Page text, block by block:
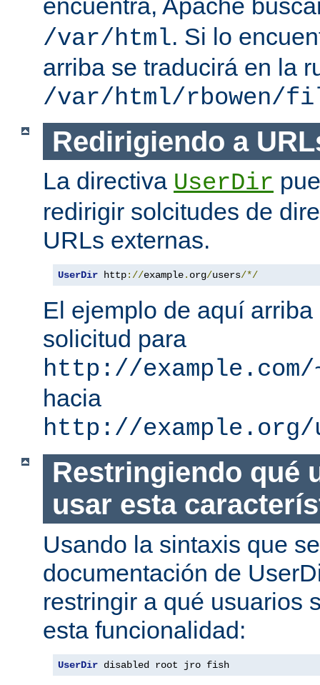
encuentra, Apache
/var/html. Si lo
arriba se traducirá en la
/var/html/rbowen/
Redirigiendo a
La directiva UserDir
redirigir solcitudes de
URLs externas.
UserDir http://example. org/users/*/
El ejemplo de aquí
solicitud para
http://example.com/
hacia
http://example.org/
Restringiendo qué
usar esta
Usando la sintaxis que
documentación de
restringir a qué usuarios
esta funcionalidad:
UserDir disabled root jro fish